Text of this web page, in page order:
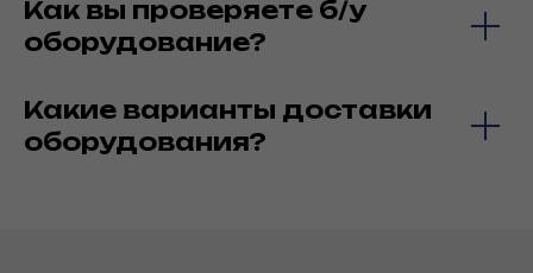
Как вы проверяете б/у
оборудование?
Какие варианты доставки
оборудования?